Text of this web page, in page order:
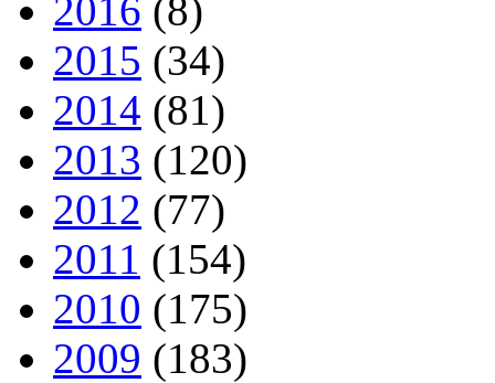
2016 (8)
2015 (34)
2014 (81)
2013 (120)
2012 (77)
2011 (154)
2010 (175)
2009 (183)